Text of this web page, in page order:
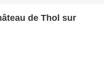
de Thol sur